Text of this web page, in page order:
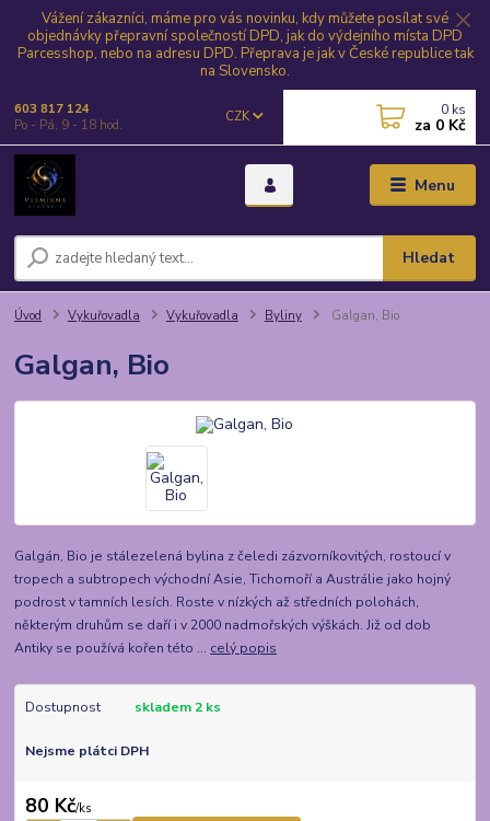
Vážení zákazníci, máme pro vás novinku, kdy můžete posílat své
objednávky přepravní společností DPD, jak do výdejního místa DPD
Parcesshop, nebo na adresu DPD. Přeprava je jak v České republice tak
na Slovensko.
Menu
CZK
Hledat
603 817 124
Po - Pá, 9 - 18 hod.
0 ks
za 0 Kč
Úvod Vykuřovadla Vykuřovadla Byliny Galgan, Bio
Galgan, Bio
Galgán, Bio je stálezelená bylina z čeledi zázvorníkovitých, rostoucí v
tropech a subtropech východní Asie, Tichomoří a Austrálie jako hojný
podrost v tamních lesích. Roste v nízkých až středních polohách,
některým druhům se daří i v 2000 nadmořských výškách. Již od dob
Antiky se používá kořen této ... celý popis
Dostupnost skladem 2 ks
Nejsme plátci DPH
80 Kč/ks